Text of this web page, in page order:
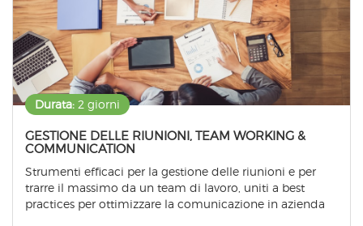
Durata: 2 giorni
GESTIONE DELLE RIUNIONI, TEAM WORKING &
COMMUNICATION
Strumenti efficaci per la gestione delle riunioni e per
trarre il massimo da un team di lavoro, uniti a best
practices per ottimizzare la comunicazione in azienda